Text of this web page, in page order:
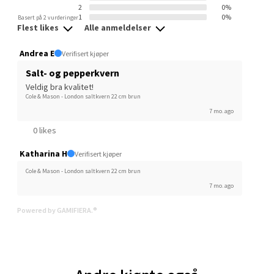
Basert på 2 vurderinger
2
0%
1
0%
Flest likes Alle anmeldelser
Andrea E Verifisert kjøper
Salt- og pepperkvern
Veldig bra kvalitet!
Cole & Mason - London saltkvern 22 cm brun
7 mo. ago
0 likes
Katharina H Verifisert kjøper
Cole & Mason - London saltkvern 22 cm brun
7 mo. ago
Powered by GAMIFIERA.®
Velg
Ski - Thon Senter Ski
Ski Storsenter, Jernbanesvingen 6, 1400 Ski
0 i butikk
Åpent i dag 10-16